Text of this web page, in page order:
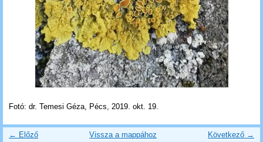
Fotó: dr. Temesi Géza, Pécs, 2019. okt. 19.
← Előző Következő →
Vissza a mappához